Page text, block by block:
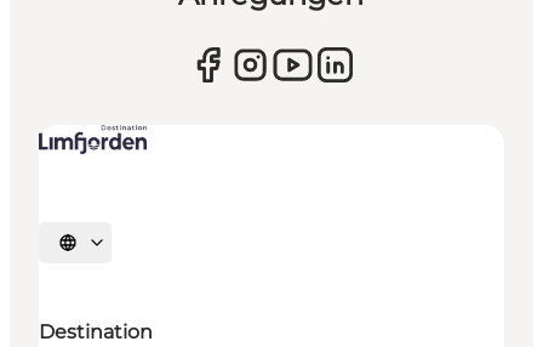
Sprache auswählen
Destination